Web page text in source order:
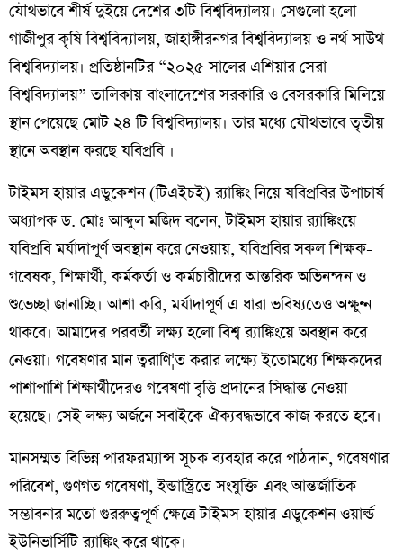
যৌথভাবে শীর্ষ দুইয়ে দেশের ৩টি বিশ্ববিদ্যালয়। সেগুলো হলো
গাজীপুর কৃষি বিশ্ববিদ্যালয়, জাহাঙ্গীরনগর বিশ্ববিদ্যালয় ও নর্থ সাউথ
বিশ্ববিদ্যালয়। প্রতিষ্ঠানটির “২০২৫ সালের এশিয়ার সেরা
বিশ্ববিদ্যালয়” তালিকায় বাংলাদেশের সরকারি ও বেসরকারি মিলিয়ে
স্থান পেয়েছে মোট ২৪ টি বিশ্ববিদ্যালয়। তার মধ্যে যৌথভাবে তৃতীয়
স্থানে অবস্থান করছে যবিপ্রবি ।
টাইমস হায়ার এডুকেশন (টিএইচই) র‌্যাঙ্কিং নিয়ে যবিপ্রবির উপাচার্য
অধ্যাপক ড. মোঃ আব্দুল মজিদ বলেন, টাইমস হায়ার র‌্যাঙ্কিংয়ে
যবিপ্রবি মর্যাদাপূর্ণ অবস্থান করে নেওয়ায়, যবিপ্রবির সকল শিক্ষক-
গবেষক, শিক্ষার্থী, কর্মকর্তা ও কর্মচারীদের আন্তরিক অভিনন্দন ও
শুভেচ্ছা জানাচ্ছি। আশা করি, মর্যাদাপূর্ণ এ ধারা ভবিষ্যতেও অক্ষুণ্ন
থাকবে। আমাদের পরবর্তী লক্ষ্য হলো বিশ্ব র‌্যাঙ্কিংয়ে অবস্থান করে
নেওয়া। গবেষণার মান ত্বরাণি¦ত করার লক্ষ্যে ইতোমধ্যে শিক্ষকদের
পাশাপাশি শিক্ষার্থীদেরও গবেষণা বৃত্তি প্রদানের সিদ্ধান্ত নেওয়া
হয়েছে। সেই লক্ষ্য অর্জনে সবাইকে ঐক্যবদ্ধভাবে কাজ করতে হবে।
মানসম্মত বিভিন্ন পারফরম্যান্স সূচক ব্যবহার করে পাঠদান, গবেষণার
পরিবেশ, গুণগত গবেষণা, ইন্ডাস্ট্রিতে সংযুক্তি এবং আন্তর্জাতিক
সম্ভাবনার মতো গুররুত্বপূর্ণ ক্ষেত্রে টাইমস হায়ার এডুকেশন ওয়ার্ল্ড
ইউনিভার্সিটি র‌্যাঙ্কিং করে থাকে।